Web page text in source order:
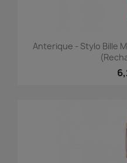
Anterique - Stylo Bille